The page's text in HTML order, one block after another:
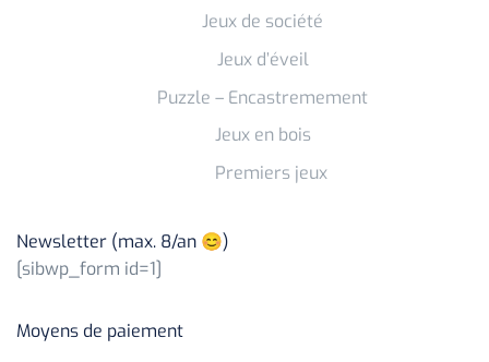
Jeux de société
Jeux d’éveil
Puzzle – Encastremement
Jeux en bois
Premiers jeux
Newsletter (max. 8/an 😊)
[sibwp_form id=1]
Moyens de paiement